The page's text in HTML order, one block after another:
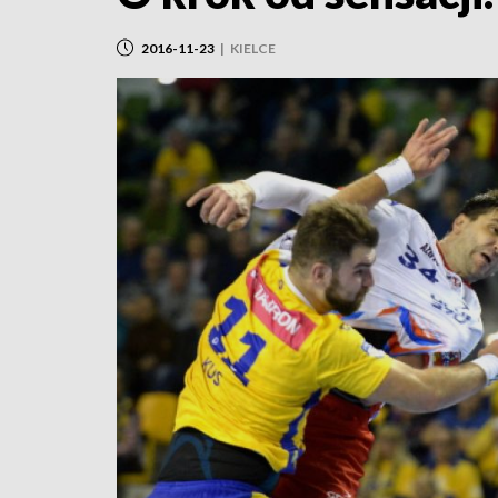
2016-11-23 | KIELCE